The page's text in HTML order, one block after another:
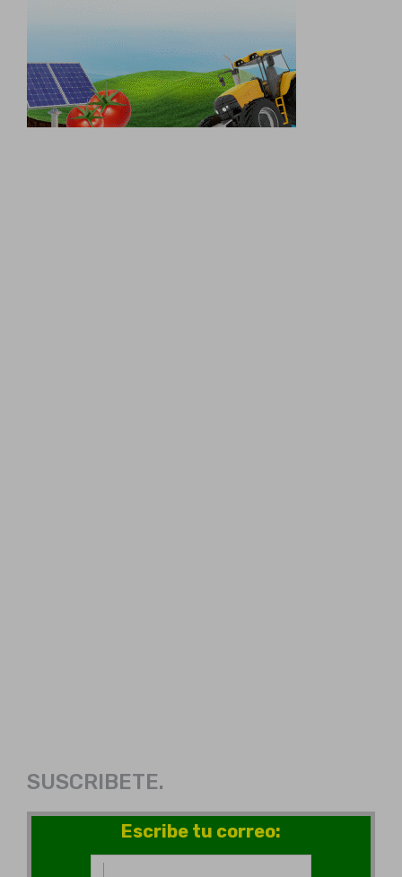
SUSCRIBETE.
Escribe tu correo: